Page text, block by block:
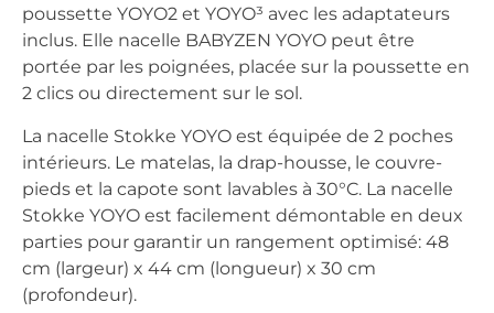
poussette YOYO2 et YOYO³ avec les adaptateurs
inclus. Elle nacelle BABYZEN YOYO peut être
portée par les poignées, placée sur la poussette en
2 clics ou directement sur le sol.
La nacelle Stokke YOYO est équipée de 2 poches
intérieurs. Le matelas, la drap-housse, le couvre-
pieds et la capote sont lavables à 30°C. La nacelle
Stokke YOYO est facilement démontable en deux
parties pour garantir un rangement optimisé: 48
cm (largeur) x 44 cm (longueur) x 30 cm
(profondeur).